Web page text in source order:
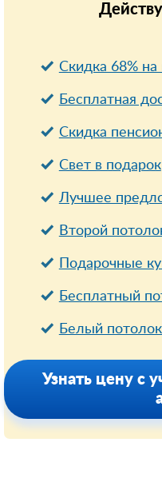
Скидка 68% на
Бесплатная
Cкидка
Свет в подарок
Лучшее
Второй
Подарочные
Бесплатный
Белый
Узнать цену с